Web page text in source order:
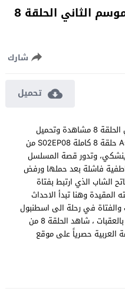
الثاني الحلقة 8
شارك
تحميل
مسلسل العشق مجددا الموسم الثاني الحلقة 8 مشاهدة وتحميل
مسلسل “العشق مجددا” Aşk Yeniden حلقة 8 كاملة S02EP08 من
وتدور قصة المسلسل
فاشلة بعد حملها ورفض
الشاب الذي ارتبط بفتاة
المقيدة وهنا تبدأ الاحداث
والفتاة في رحلة الى اسطنبول
بالصدفة وتدور بينهم قصة حب مليئة بالعقبات ، شاهد الحلقة 8 من
العربية حصرياً على موقع